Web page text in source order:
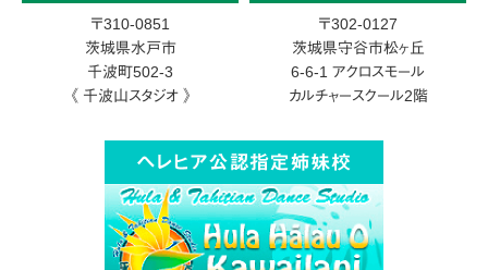
〒310-0851
茨城県水戸市
千波町502-3
《 千波山スタジオ 》
〒302-0127
茨城県守谷市松ヶ丘
6-6-1 アクロスモール
カルチャースクール2階